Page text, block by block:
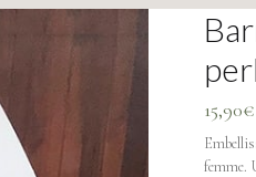
15,90€
femme.